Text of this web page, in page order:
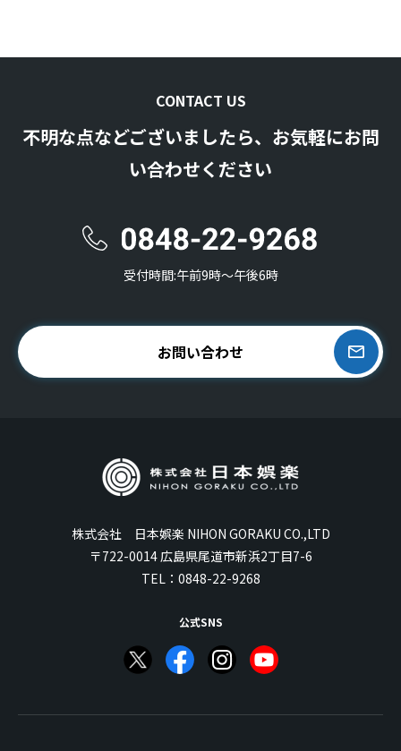
CONTACT US
不明な点などございましたら、お気軽にお問
い合わせください
受付時間:午前9時〜午後6時
お問い合わせ
株式会社 日本娯楽 NIHON GORAKU CO.,LTD
〒722-0014 広島県尾道市新浜2丁目7-6
TEL： 0848-22-9268
公式SNS